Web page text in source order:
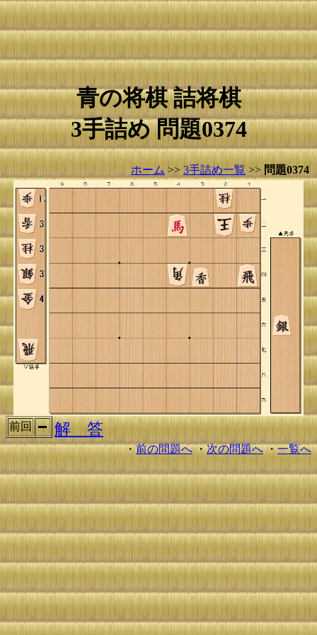
青の将棋 詰将棋
3手詰め 問題0374
ホーム >> 3手詰め一覧 >> 問題0374
前回 解 答
・前の問題へ・次の問題へ・一覧へ